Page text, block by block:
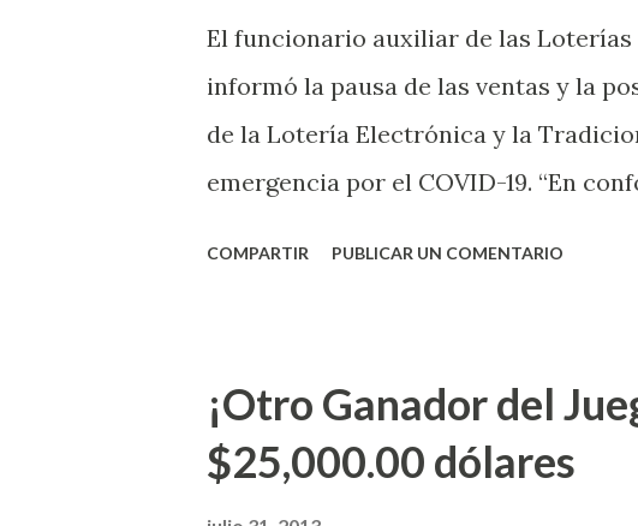
El funcionario auxiliar de las Loterías
informó la pausa de las ventas y la
de la Lotería Electrónica y la
emergencia por el COVID-19. “En
indicó López. Sobre el sorteo de
mismo se continuará realizando en
jugadores podrán conocer los
COMPARTIR PUBLICAR UN COMENTARIO
¡Otro Ganador del
$25,000.00 dólares